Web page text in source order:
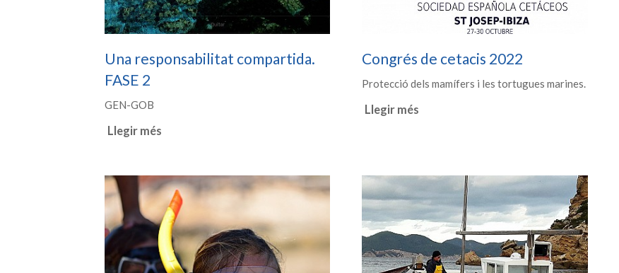
Una responsabilitat compartida.
FASE 2
GEN-GOB
Llegir més
Congrés de cetacis 2022
Protecció dels mamífers i les tortugues marines.
Llegir més